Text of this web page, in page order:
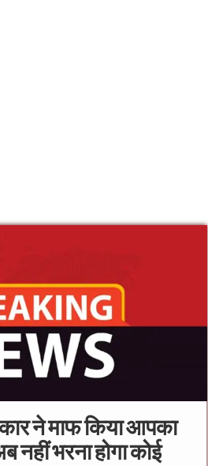
ने माफ किया आपका
नहीं भरना होगा कोई